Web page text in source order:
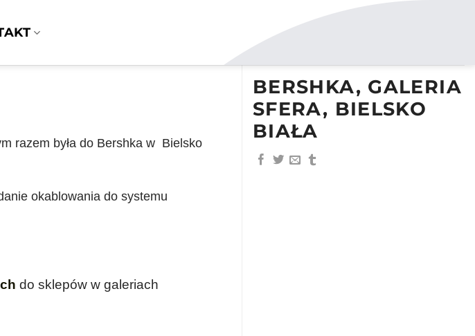
BERSHKA, GALERIA
SFERA, BIELSKO
BIAŁA
razem była do Bershka w Bielsko
okablowania do systemu
do sklepów w galeriach